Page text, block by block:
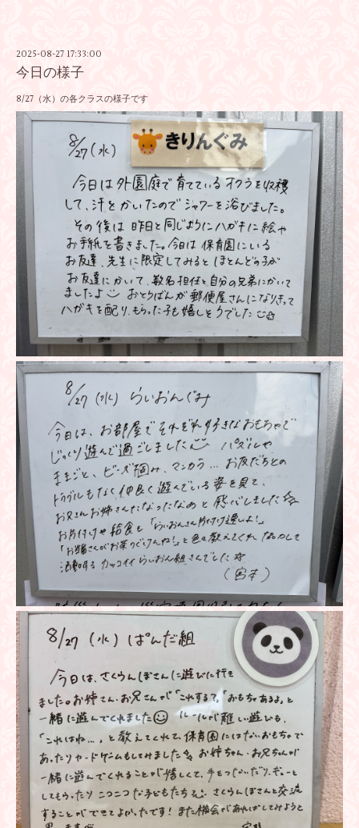
2025-08-27 17:33:00
今日の様子
8/27（水）の各クラスの様子です